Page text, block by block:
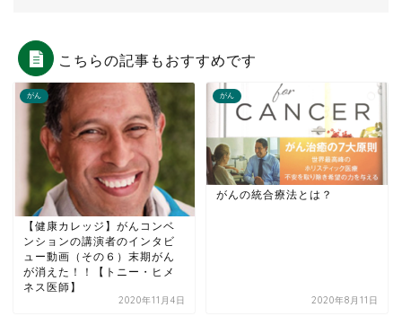
こちらの記事もおすすめです
がん
【健康カレッジ】がんコンベ
ンションの講演者のインタビ
ュー動画（その６）末期がん
が消えた！！【トニー・ヒメ
ネス医師】
2020年11月4日
がん
がんの統合療法とは？
2020年8月11日